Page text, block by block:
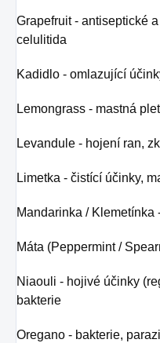
Grapefruit - antiseptické
celulitida
Kadidlo - omlazující
Lemongrass - mastná
Levandule - hojení ran,
Limetka - čistící účinky,
Mandarinka / Klemetínka
Máta (Peppermint /
Niaouli - hojivé účinky
bakterie
Oregano - bakterie,